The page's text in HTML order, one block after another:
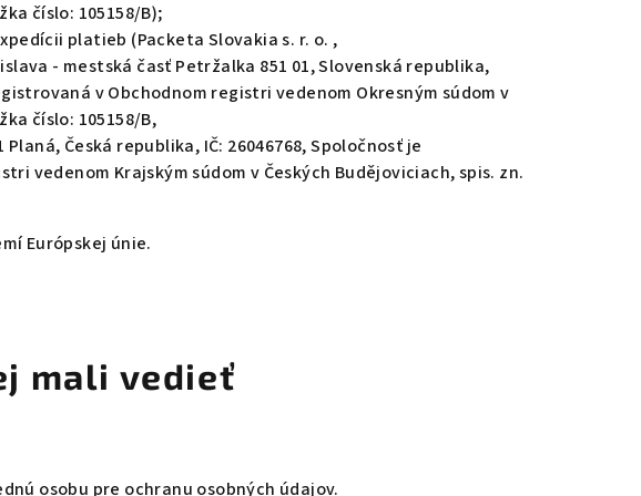
číslo: 105158/B);
platieb (Packeta Slovakia s. r. o. ,
- mestská časť Petržalka 851 01, Slovenská republika,
v Obchodnom registri vedenom Okresným súdom v
číslo: 105158/B,
Planá, Česká republika, IČ: 26046768, Spoločnosť je
vedenom Krajským súdom v Českých Budějoviciach, spis. zn.
Európskej únie.
mali vedieť
osobu pre ochranu osobných údajov.